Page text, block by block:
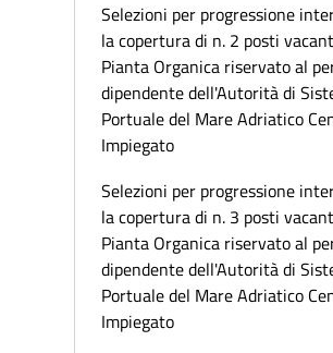
Selezioni per progressione
la copertura di n. 2 posti
Pianta Organica riservato al
dipendente dell'Autorità di
Portuale del Mare Adriatico
Impiegato
Selezioni per progressione
la copertura di n. 3 posti
Pianta Organica riservato al
dipendente dell'Autorità di
Portuale del Mare Adriatico
Impiegato